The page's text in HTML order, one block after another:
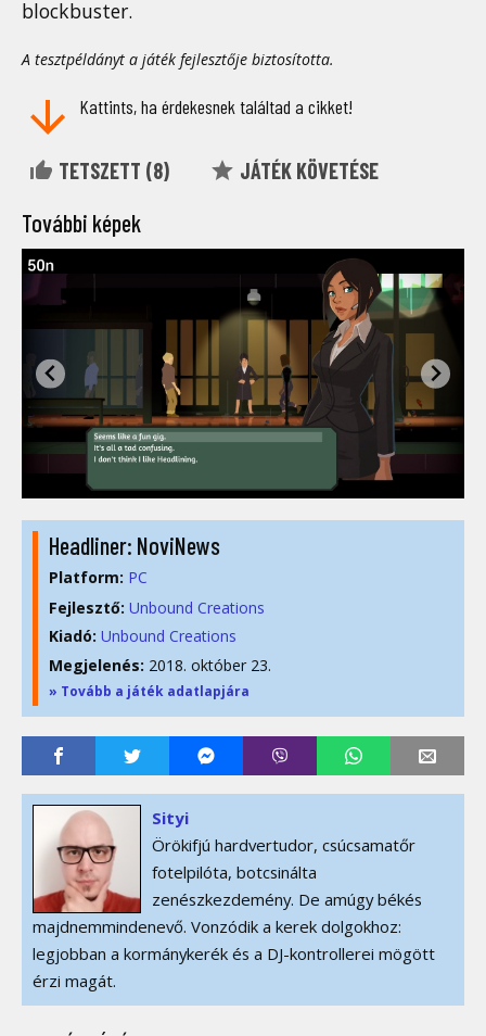
blockbuster.
A tesztpéldányt a játék fejlesztője biztosította.
Kattints, ha érdekesnek találtad a cikket!
TETSZETT (8) JÁTÉK KÖVETÉSE
További képek
Headliner: NoviNews
Platform: PC
Fejlesztő: Unbound Creations
Kiadó: Unbound Creations
Megjelenés: 2018. október 23.
» Tovább a játék adatlapjára
Sityi
Örökifjú hardvertudor, csúcsamatőr
fotelpilóta, botcsinálta
zenészkezdemény. De amúgy békés
majdnemmindenevő. Vonzódik a kerek dolgokhoz:
legjobban a kormánykerék és a DJ-kontrollerei mögött
érzi magát.